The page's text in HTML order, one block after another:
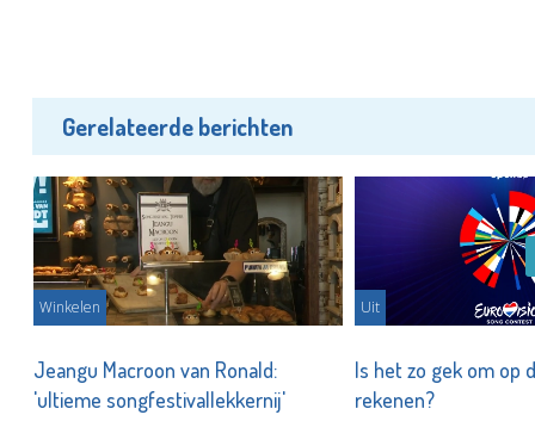
Gerelateerde berichten
Winkelen
Jeangu Macroon van Ronald:
'ultieme songfestivallekkernij'
Uit
Is het zo gek om op
rekenen?